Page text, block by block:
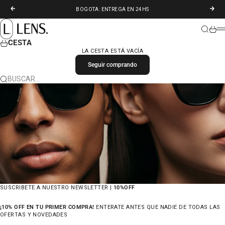
ANTERIOR
BOGOTA: ENTREGA EN 24HS
LENS. COLOMBIA
BUSCAR
CESTA
LA CESTA ESTÁ VACÍA
Seguir comprando
BUSCAR…
SUSCRIBETE A NUESTRO NEWSLETTER | 10%OFF
¡10% OFF EN TU PRIMER COMPRA! ENTERATE ANTES QUE NADIE DE TODAS LAS
OFERTAS Y NOVEDADES